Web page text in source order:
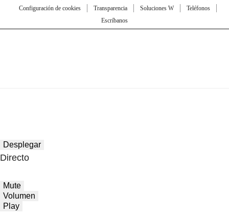
Configuración de cookies
Transparencia Soluciones W
Teléfonos
Escríbanos
Desplegar
Directo
Mute
Volumen
Play